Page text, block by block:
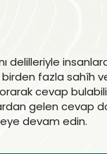
delilleriyle
fazla sahîh
cevap
gelen cevap
devam edin.